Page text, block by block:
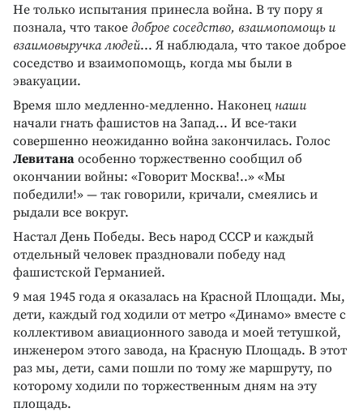
Не только испытания принесла война. В ту пору я
познала, что такое доброе соседство, взаимопомощь и
взаимовыручка людей... Я наблюдала, что такое доброе
соседство и взаимопомощь, когда мы были в
эвакуации.
Время шло медленно-медленно. Наконец наши
начали гнать фашистов на Запад... И все-таки
совершенно неожиданно война закончилась. Голос
Левитана особенно торжественно сообщил об
окончании войны: «Говорит Москва!..» «Мы
победили!» — так говорили, кричали, смеялись и
рыдали все вокруг.
Настал День Победы. Весь народ СССР и каждый
отдельный человек праздновали победу над
фашистской Германией.
9 мая 1945 года я оказалась на Красной Площади. Мы,
дети, каждый год ходили от метро «Динамо» вместе с
коллективом авиационного завода и моей тетушкой,
инженером этого завода, на Красную Площадь. В этот
раз мы, дети, сами пошли по тому же маршруту, по
которому ходили по торжественным дням на эту
площадь.